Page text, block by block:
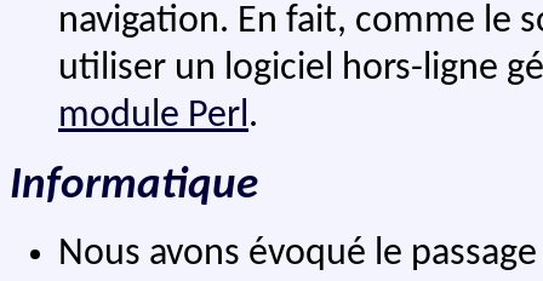
navigation. En fait, comme le
utiliser un logiciel hors-ligne
module Perl.
Informatique
Nous avons évoqué le